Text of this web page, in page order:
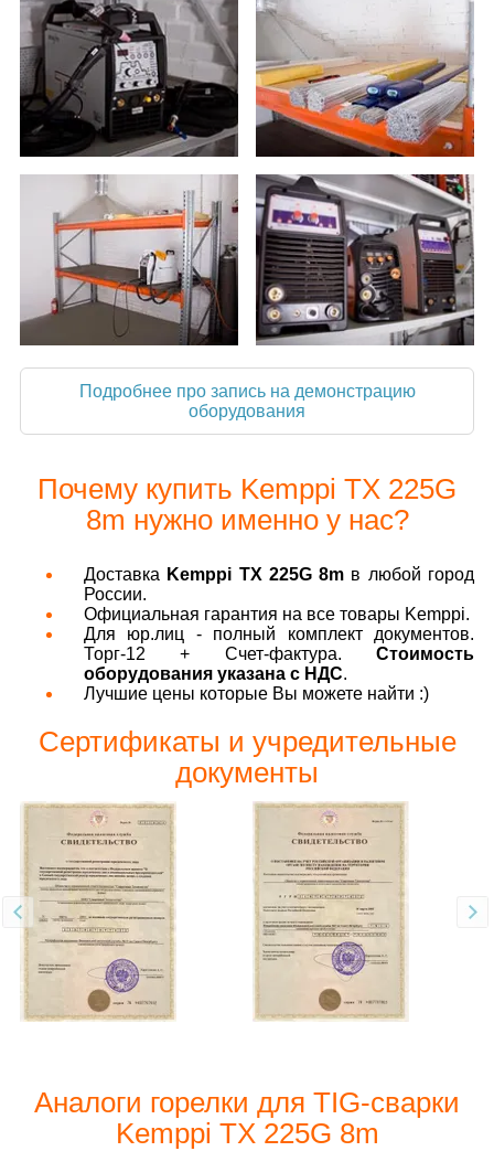
Подробнее про запись на демонстрацию
оборудования
Почему купить Kemppi TX 225G
8m нужно именно у нас?
Доставка Kemppi TX 225G 8m в любой город
России.
Официальная гарантия на все товары Kemppi.
Для юр.лиц - полный комплект документов.
Торг-12 + Счет-фактура. Стоимость
оборудования указана с НДС.
Лучшие цены которые Вы можете найти :)
Сертификаты и учредительные
документы
Аналоги горелки для TIG-сварки
Kemppi TX 225G 8m